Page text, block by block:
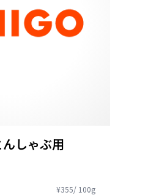
しゃぶ用
¥355/ 100g